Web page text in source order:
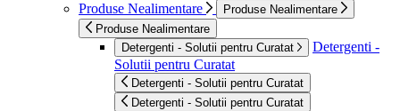
Produse Nealimentare
Produse Nealimentare
Produse Nealimentare
Detergenti - Solutii pentru Curatat
Detergenti -
Solutii pentru Curatat
Detergenti - Solutii pentru Curatat
Detergenti - Solutii pentru Curatat